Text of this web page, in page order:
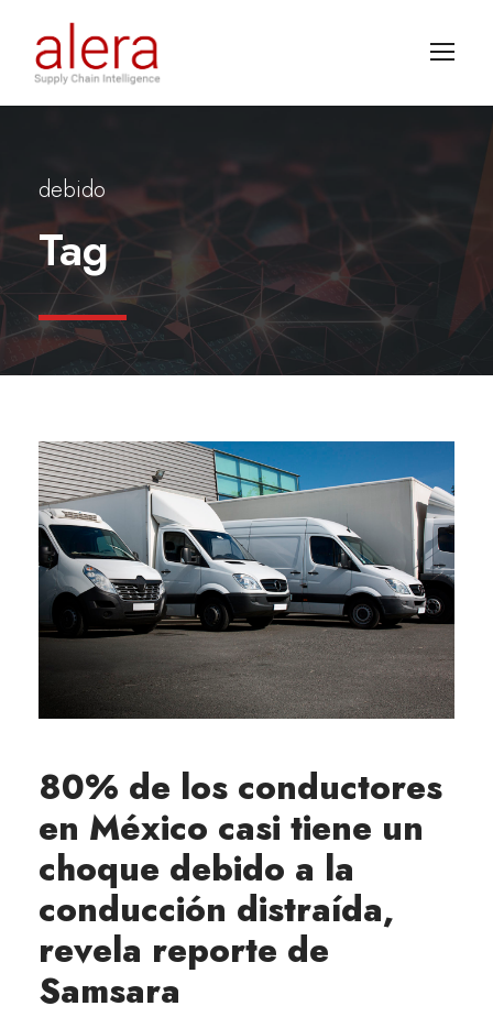
debido
Tag
80% de los conductores
en México casi tiene un
choque debido a la
conducción distraída,
revela reporte de
Samsara